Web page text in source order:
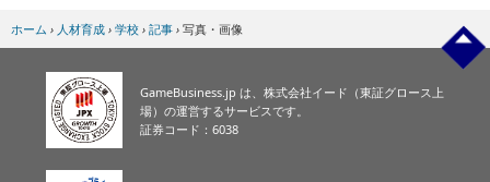
ホーム › 人材育成 › 学校 › 記事 › 写真・画像
GameBusiness.jp は、株式会社イード（東証グロース上
場）の運営するサービスです。
証券コード：6038